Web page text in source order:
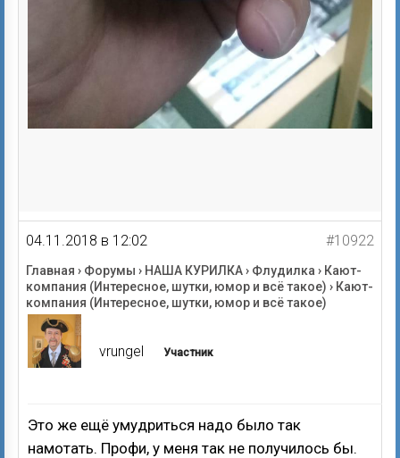
04.11.2018 в 12:02 #10922
Главная › Форумы › НАША КУРИЛКА› Флудилка › Кают-
компания (Интересное, шутки, юмор и всё такое) › Кают-
компания (Интересное, шутки, юмор и всё такое)
vrungel Участник
Это же ещё умудриться надо было так
намотать. Профи, у меня так не получилось бы.